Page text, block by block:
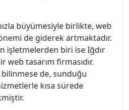
büyümesiyle birlikte, web
de giderek artmaktadır.
işletmelerden biri ise Iğdır
web tasarım firmasıdır.
de, sunduğu
kısa sürede